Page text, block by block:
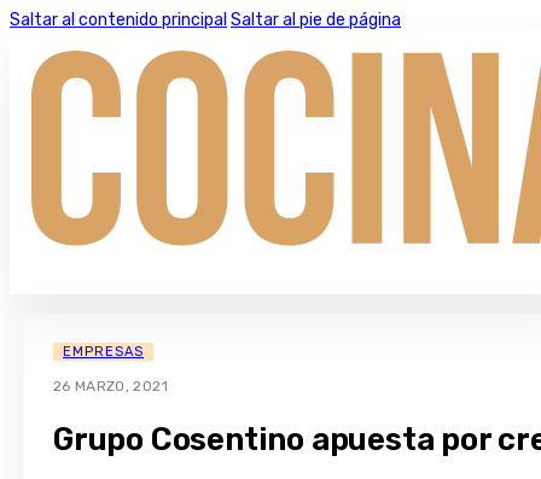
Saltar al contenido principal Saltar al pie de página
EMPRESAS
26 MARZO, 2021
Grupo Cosentino apuesta por